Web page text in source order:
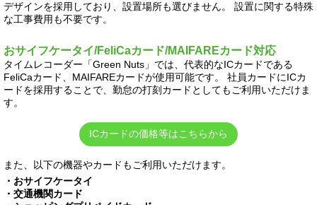
デザインを採用しており、設置場所も選びません。 設置に関する特殊
な工事費用も不要です。
おサイフケータイ/FeliCaカード/MAIFAREカード対応
タイムレコーダー「Green Nuts」では、代表的なICカードである
FeliCaカード、MAIFAREカードが使用可能です。 社員カードにICカ
ードを採用することで、勤怠の打刻カードとしてもご利用いただけま
す。
ICカードの価格等はこちらから
また、以下の機器やカードもご利用いただけます。
・おサイフケータイ
・交通機関カード